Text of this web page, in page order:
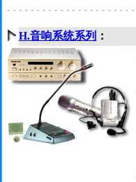
H.音响系统系列 ：